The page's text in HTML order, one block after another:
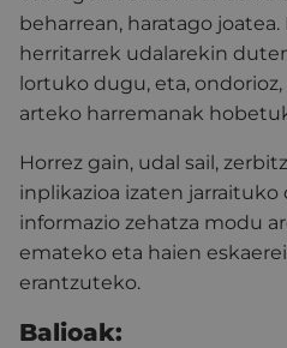
beharrean, haratago
herritarrek udalarekin
lortuko dugu, eta,
arteko harremanak
Horrez gain, udal sail,
inplikazioa izaten
informazio zehatza modu
emateko eta haien
erantzuteko.
Balioak: